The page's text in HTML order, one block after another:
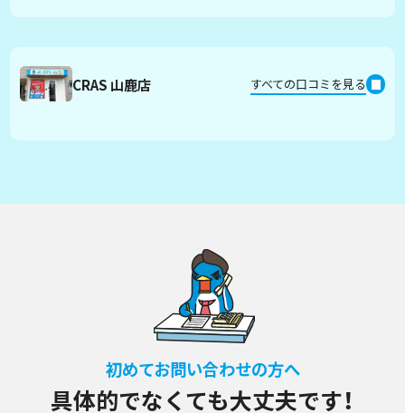
CRAS 山鹿店 すべての口コミを見る
初めてお問い合わせの方へ
具体的でなくても大丈夫です！